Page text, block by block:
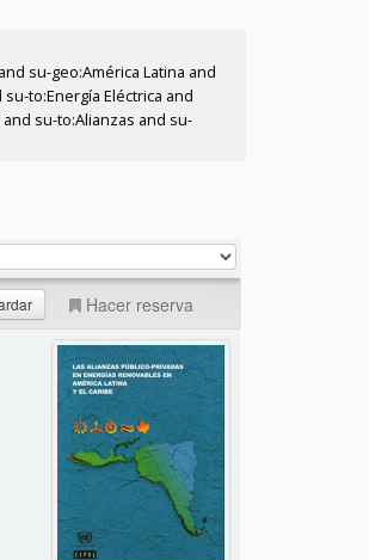
su-geo:América Latina and
to:Energía Eléctrica and
and su-to:Alianzas and su-
Hacer reserva